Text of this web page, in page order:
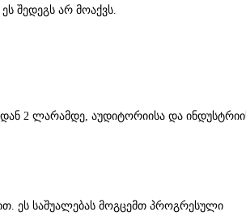
შედეგს არ მოაქვს.
2 ლარამდე, აუდიტორიისა და
ეს საშუალებას მოგცემთ პროგრესული